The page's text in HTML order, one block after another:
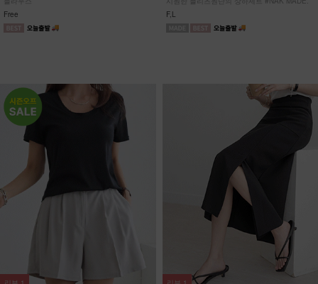
Free
F,L